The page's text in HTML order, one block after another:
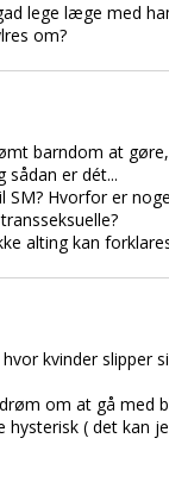
lege læge med
om?
barndom at
sådan er dét...
Hvorfor er
alting kan
kvinder slipper
om at gå med
( det kan